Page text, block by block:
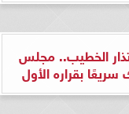
الخطيب.. مجلس
بقراره الأول